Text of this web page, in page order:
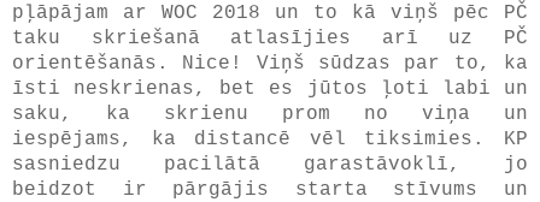
pļāpājam ar WOC 2018 un to kā viņš pēc PČ
taku skriešanā atlasījies arī uz PČ
orientēšanās. Nice! Viņš sūdzas par to, ka
īsti neskrienas, bet es jūtos ļoti labi un
saku, ka skrienu prom no viņa un
iespējams, ka distancē vēl tiksimies. KP
sasniedzu pacilātā garastāvoklī, jo
beidzot ir pārgājis starta stīvums un